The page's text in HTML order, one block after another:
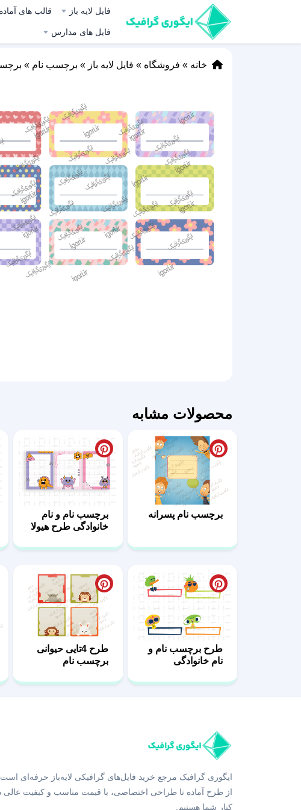
فایل لایه باز قالب های آماده
فایل های مدارس
خانه » فروشگاه » فایل لایه باز » برچسب نام »
محصولات مشابه
برچسب نام پسرانه
برچسب نام و نام
خانوادگی طرح هیولا
طرح برچسب نام و
نام خانوادگی
طرح 4تایی حیوانی
برچسب نام
ایگوری گرافیک مرجع خرید فایل‌های گرافیکی لایه‌باز حرفه‌ای
از طرح آماده تا طراحی اختصاصی، با قیمت مناسب و کیفیت عالی
کنار شما هستیم.